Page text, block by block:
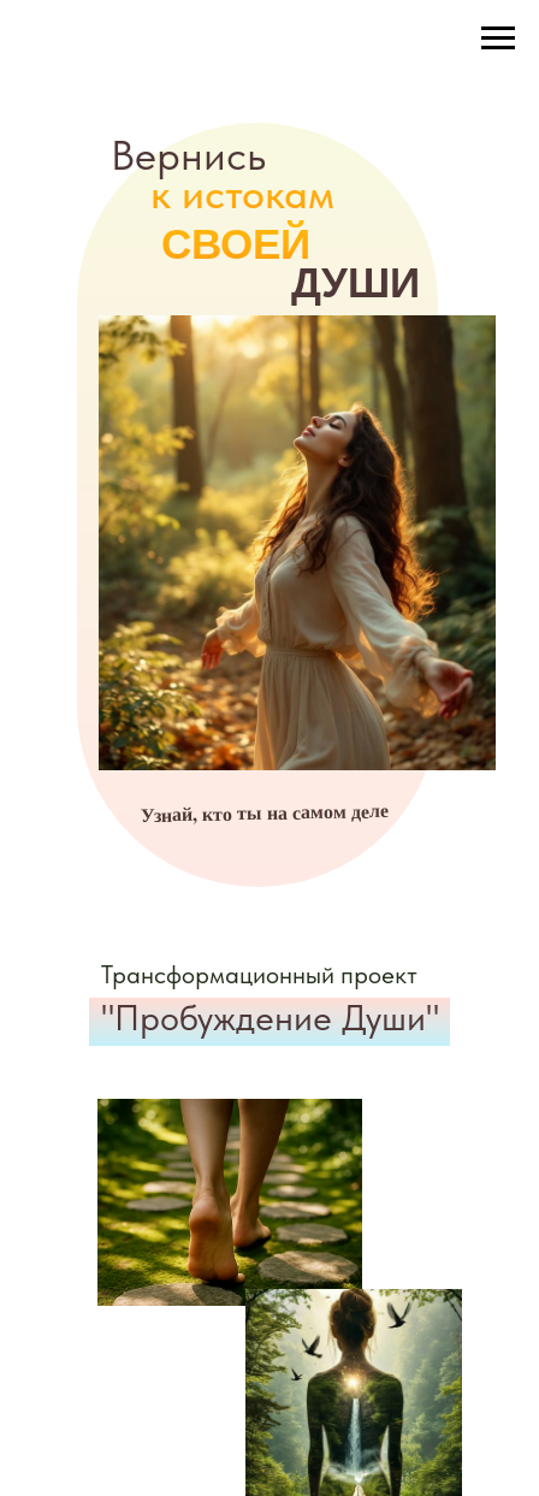
Вернись
к истокам
ДУШИ
СВОЕЙ
Узнай, кто ты на самом деле
Трансформационный проект
"Пробуждение Души"